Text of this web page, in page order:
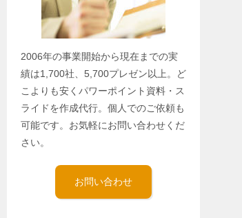
2006年の事業開始から現在までの実
績は1,700社、5,700プレゼン以上。ど
こよりも安くパワーポイント資料・ス
ライドを作成代行。個人でのご依頼も
可能です。お気軽にお問い合わせくだ
さい。
お問い合わせ